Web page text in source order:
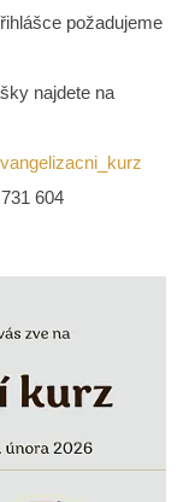
požadujeme
najdete na
604